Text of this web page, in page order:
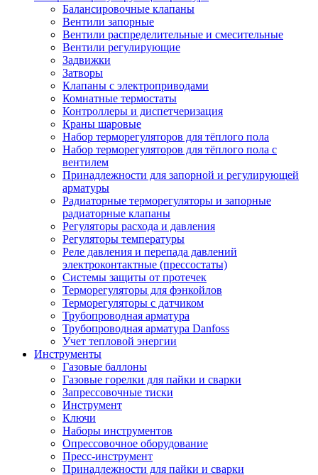
Балансировочные клапаны
Вентили запорные
Вентили распределительные и смесительные
Вентили регулирующие
Задвижки
Затворы
Клапаны с электроприводами
Комнатные термостаты
Контроллеры и диспетчеризация
Краны шаровые
Набор терморегуляторов для тёплого пола
Набор терморегуляторов для тёплого пола с
вентилем
Принадлежности для запорной и регулирующей
арматуры
Радиаторные терморегуляторы и запорные
радиаторные клапаны
Регуляторы расхода и давления
Регуляторы температуры
Реле давления и перепада давлений
электроконтактные (прессостаты)
Системы защиты от протечек
Терморегуляторы для фэнкойлов
Терморегуляторы с датчиком
Трубопроводная арматура
Трубопроводная арматура Danfoss
Учет тепловой энергии
Инструменты
Газовые баллоны
Газовые горелки для пайки и сварки
Запрессовочные тиски
Инструмент
Ключи
Наборы инструментов
Опрессовочное оборудование
Пресс-инструмент
Принадлежности для пайки и сварки